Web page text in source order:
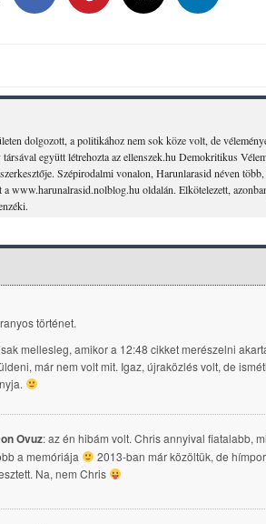
dolgozott, a politikához nem sok köze volt, de
együtt létrehozta az ellenszek.hu Demokritikus
Szépirodalmi vonalon, Harunlarasid néven
www.harunalrasid.nolblog.hu oldalán. Elkötelezett,
történet.
mellesleg, amikor a 12:48 cikket merészelni
már nem volt mit. Igaz, újraközlés volt, de
Ovuz: az én hibám volt. Chris annyival fiatalabb,
a memóriája
2013-ban már közöltük, de
Na, nem Chris